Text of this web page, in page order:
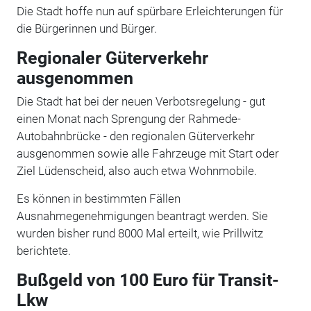
Die Stadt hoffe nun auf spürbare Erleichterungen für
die Bürgerinnen und Bürger.
Regionaler Güterverkehr
ausgenommen
Die Stadt hat bei der neuen Verbotsregelung - gut
einen Monat nach Sprengung der Rahmede-
Autobahnbrücke - den regionalen Güterverkehr
ausgenommen sowie alle Fahrzeuge mit Start oder
Ziel Lüdenscheid, also auch etwa Wohnmobile.
Es können in bestimmten Fällen
Ausnahmegenehmigungen beantragt werden. Sie
wurden bisher rund 8000 Mal erteilt, wie Prillwitz
berichtete.
Bußgeld von 100 Euro für Transit-
Lkw